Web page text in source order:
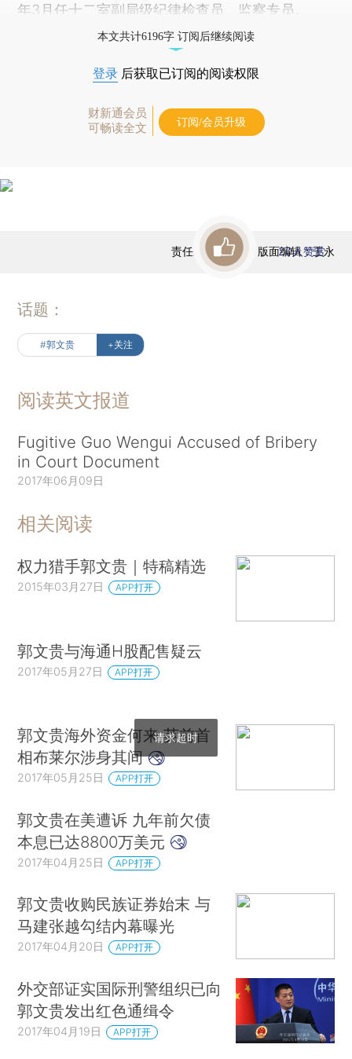
年3月任十二室副局级纪律检查员、监察专员。
本文共计6196字 订阅后继续阅读
登录 后获取已订阅的阅读权限
财新通会员
可畅读全文
订阅/会员升级
责任编辑：高昱 | 版面编辑：王永
20人赞赏
话题：
#郭文贵 +关注
阅读英文报道
Fugitive Guo Wengui Accused of Bribery
in Court Document
2017年06月09日
相关阅读
权力猎手郭文贵｜特稿精选
2015年03月27日 APP打开
郭文贵与海通H股配售疑云
2017年05月27日 APP打开
郭文贵海外资金何来 英前首
相布莱尔涉身其间
2017年05月25日 APP打开
郭文贵在美遭诉 九年前欠债
本息已达8800万美元
2017年04月25日 APP打开
郭文贵收购民族证券始末 与
马建张越勾结内幕曝光
2017年04月20日 APP打开
外交部证实国际刑警组织已向
郭文贵发出红色通缉令
2017年04月19日 APP打开
请求超时